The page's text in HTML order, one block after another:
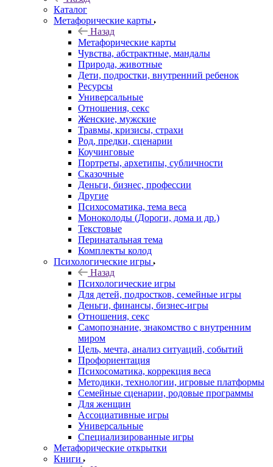
Каталог
Mетафорические карты
Назад
Mетафорические карты
Чувства, абстрактные, мандалы
Природа, животные
Дети, подростки, внутренний ребенок
Ресурсы
Универсальные
Отношения, секс
Женские, мужские
Травмы, кризисы, страхи
Род, предки, сценарии
Коучинговые
Портреты, архетипы, субличности
Сказочные
Деньги, бизнес, профессии
Другие
Психосоматика, тема веса
Моноколоды (Дороги, дома и др.)
Текстовые
Перинатальная тема
Комплекты колод
Психологические игры
Назад
Психологические игры
Для детей, подростков, семейные игры
Деньги, финансы, бизнес-игры
Отношения, секс
Самопознание, знакомство с внутренним
миром
Цель, мечта, анализ ситуаций, событий
Профориентация
Психосоматика, коррекция веса
Методики, технологии, игровые платформы
Семейные сценарии, родовые программы
Для женщин
Ассоциативные игры
Универсальные
Специализированные игры
Метафорические открытки
Книги